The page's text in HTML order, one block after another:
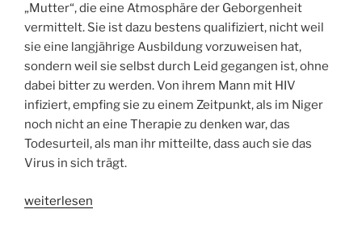
„Mutter“, die eine Atmosphäre der Geborgenheit
vermittelt. Sie ist dazu bestens qualifiziert, nicht weil
sie eine langjährige Ausbildung vorzuweisen hat,
sondern weil sie selbst durch Leid gegangen ist, ohne
dabei bitter zu werden. Von ihrem Mann mit HIV
infiziert, empfing sie zu einem Zeitpunkt, als im Niger
noch nicht an eine Therapie zu denken war, das
Todesurteil, als man ihr mitteilte, dass auch sie das
Virus in sich trägt.
„unterwegs
weiterlesen